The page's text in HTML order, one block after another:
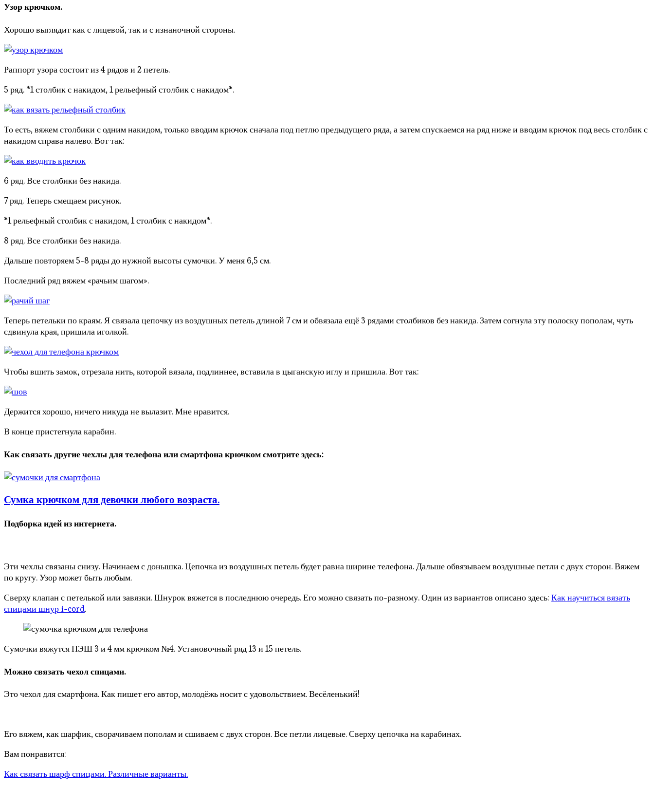
Узор крючком.
Хорошо выглядит как с лицевой, так и с изнаночной стороны.
Раппорт узора состоит из 4 рядов и 2 петель.
5 ряд. *1 столбик с накидом, 1 рельефный столбик с накидом*.
То есть, вяжем столбики с одним накидом, только вводим крючок сначала под петлю предыдущего ряда, а затем спускаемся на ряд ниже и вводим крючок под весь столбик с
накидом справа налево. Вот так:
6 ряд. Все столбики без накида.
7 ряд. Теперь смещаем рисунок.
*1 рельефный столбик с накидом, 1 столбик с накидом*.
8 ряд. Все столбики без накида.
Дальше повторяем 5-8 ряды до нужной высоты сумочки. У меня 6,5 см.
Последний ряд вяжем «рачьим шагом».
Теперь петельки по краям. Я связала цепочку из воздушных петель длиной 7 см и обвязала ещё 3 рядами столбиков без накида. Затем согнула эту полоску пополам, чуть
сдвинула края, пришила иголкой.
Чтобы вшить замок, отрезала нить, которой вязала, подлиннее, вставила в цыганскую иглу и пришила. Вот так:
Держится хорошо, ничего никуда не вылазит. Мне нравится.
В конце пристегнула карабин.
Как связать другие чехлы для телефона или смартфона крючком смотрите здесь:
Сумка крючком для девочки любого возраста.
Подборка идей из интернета.
Эти чехлы связаны снизу. Начинаем с донышка. Цепочка из воздушных петель будет равна ширине телефона. Дальше обвязываем воздушные петли с двух сторон. Вяжем
по кругу. Узор может быть любым.
Сверху клапан с петелькой или завязки. Шнурок вяжется в последнюю очередь. Его можно связать по-разному. Один из вариантов описано здесь: Как научиться вязать
спицами шнур i-cord.
Сумочки вяжутся ПЭШ 3 и 4 мм крючком №4. Установочный ряд 13 и 15 петель.
Можно связать чехол спицами.
Это чехол для смартфона. Как пишет его автор, молодёжь носит с удовольствием. Весёленький!
Его вяжем, как шарфик, сворачиваем пополам и сшиваем с двух сторон. Все петли лицевые. Сверху цепочка на карабинах.
Вам понравится:
Как связать шарф спицами. Различные варианты.